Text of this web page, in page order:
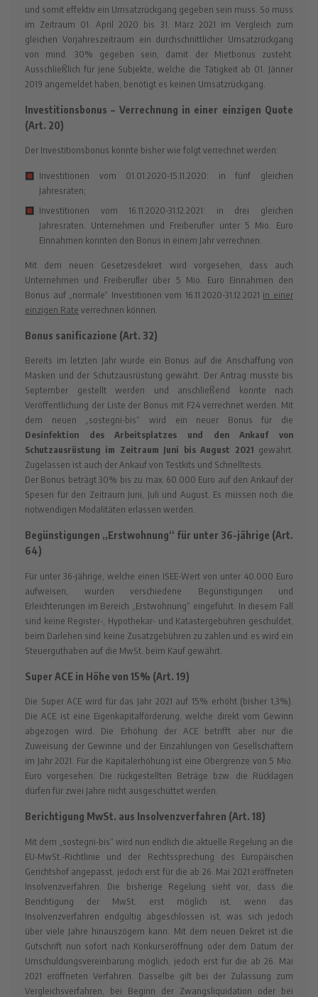
und somit effektiv ein Umsatzrückgang gegeben sein muss. So muss
im Zeitraum 01. April 2020 bis 31. März 2021 im Vergleich zum
gleichen Vorjahreszeitraum ein durchschnittlicher Umsatzrückgang
von mind. 30% gegeben sein, damit der Mietbonus zusteht.
Ausschließlich für jene Subjekte, welche die Tätigkeit ab 01. Jänner
2019 angemeldet haben, benötigt es keinen Umsatzrückgang.
Investitionsbonus – Verrechnung in einer einzigen Quote
(Art. 20)
Der Investitionsbonus konnte bisher wie folgt verrechnet werden:
Investitionen vom 01.01.2020-15.11.2020: in fünf gleichen
Jahresraten;
Investitionen vom 16.11.2020-31.12.2021: in drei gleichen
Jahresraten. Unternehmen und Freiberufler unter 5 Mio. Euro
Einnahmen konnten den Bonus in einem Jahr verrechnen.
Mit dem neuen Gesetzesdekret wird vorgesehen, dass auch
Unternehmen und Freiberufler über 5 Mio. Euro Einnahmen den
Bonus auf „normale“ Investitionen vom 16.11.2020-31.12.2021 in einer
einzigen Rate verrechnen können.
Bonus sanificazione (Art. 32)
Bereits im letzten Jahr wurde ein Bonus auf die Anschaffung von
Masken und der Schutzausrüstung gewährt. Der Antrag musste bis
September gestellt werden und anschließend konnte nach
Veröffentlichung der Liste der Bonus mit F24 verrechnet werden. Mit
dem neuen „sostegni-bis“ wird ein neuer Bonus für die
Desinfektion des Arbeitsplatzes und den Ankauf von
Schutzausrüstung im Zeitraum Juni bis August 2021 gewährt.
Zugelassen ist auch der Ankauf von Testkits und Schnelltests.
Der Bonus beträgt 30% bis zu max. 60.000 Euro auf den Ankauf der
Spesen für den Zeitraum Juni, Juli und August. Es müssen noch die
notwendigen Modalitäten erlassen werden.
Begünstigungen „Erstwohnung“ für unter 36-jährige (Art.
64)
Für unter 36-jährige, welche einen ISEE-Wert von unter 40.000 Euro
aufweisen, wurden verschiedene Begünstigungen und
Erleichterungen im Bereich „Erstwohnung“ eingeführt. In diesem Fall
sind keine Register-, Hypothekar- und Katastergebühren geschuldet,
beim Darlehen sind keine Zusatzgebühren zu zahlen und es wird ein
Steuerguthaben auf die MwSt. beim Kauf gewährt.
Super ACE in Höhe von 15% (Art. 19)
Die Super ACE wird für das Jahr 2021 auf 15% erhöht (bisher 1,3%).
Die ACE ist eine Eigenkapitalförderung, welche direkt vom Gewinn
abgezogen wird. Die Erhöhung der ACE betrifft aber nur die
Zuweisung der Gewinne und der Einzahlungen von Gesellschaftern
im Jahr 2021. Für die Kapitalerhöhung ist eine Obergrenze von 5 Mio.
Euro vorgesehen. Die rückgestellten Beträge bzw. die Rücklagen
dürfen für zwei Jahre nicht ausgeschüttet werden.
Berichtigung MwSt. aus Insolvenzverfahren (Art. 18)
Mit dem „sostegni-bis“ wird nun endlich die aktuelle Regelung an die
EU-MwSt.-Richtlinie und der Rechtssprechung des Europäischen
Gerichtshof angepasst, jedoch erst für die ab 26. Mai 2021 eröffneten
Insolvenzverfahren. Die bisherige Regelung sieht vor, dass die
Berichtigung der MwSt. erst möglich ist, wenn das
Insolvenzverfahren endgültig abgeschlossen ist, was sich jedoch
über viele Jahre hinauszögern kann. Mit dem neuen Dekret ist die
Gutschrift nun sofort nach Konkurseröffnung oder dem Datum der
Umschuldungsvereinbarung möglich, jedoch erst für die ab 26. Mai
2021 eröffneten Verfahren. Dasselbe gilt bei der Zulassung zum
Vergleichsverfahren, bei Beginn der Zwangsliquidation oder bei